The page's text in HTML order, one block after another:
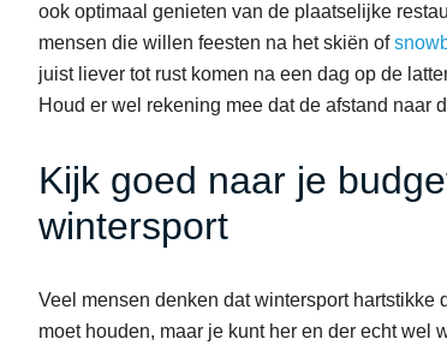
ook optimaal genieten van de plaatselijke
mensen die willen feesten na het skiën of
juist liever tot rust komen na een dag op de
Houd er wel rekening mee dat de afstand naar
Kijk goed naar je
wintersport
Veel mensen denken dat wintersport
moet houden, maar je kunt her en der echt wel